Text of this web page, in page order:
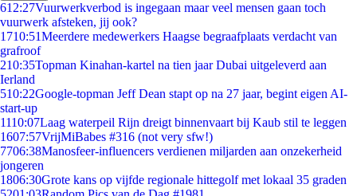
612:27Vuurwerkverbod is ingegaan maar veel mensen gaan toch
vuurwerk afsteken, jij ook?
1710:51Meerdere medewerkers Haagse begraafplaats verdacht van
grafroof
210:35Topman Kinahan-kartel na tien jaar Dubai uitgeleverd aan
Ierland
510:22Google-topman Jeff Dean stapt op na 27 jaar, begint eigen AI-
start-up
1110:07Laag waterpeil Rijn dreigt binnenvaart bij Kaub stil te leggen
1607:57VrijMiBabes #316 (not very sfw!)
7706:38Manosfeer-influencers verdienen miljarden aan onzekerheid
jongeren
1806:30Grote kans op vijfde regionale hittegolf met lokaal 35 graden